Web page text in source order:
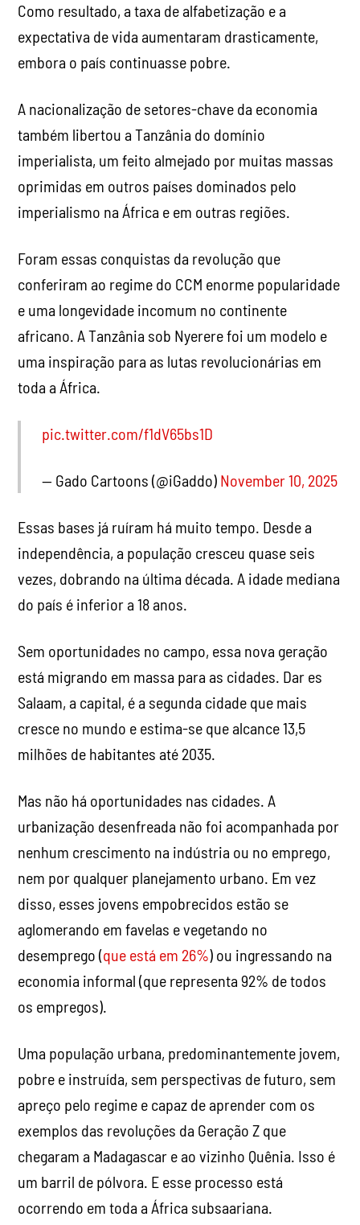
Como resultado, a taxa de alfabetização e a
expectativa de vida aumentaram drasticamente,
embora o país continuasse pobre.
A nacionalização de setores-chave da economia
também libertou a Tanzânia do domínio
imperialista, um feito almejado por muitas massas
oprimidas em outros países dominados pelo
imperialismo na África e em outras regiões.
Foram essas conquistas da revolução que
conferiram ao regime do CCM enorme popularidade
e uma longevidade incomum no continente
africano. A Tanzânia sob Nyerere foi um modelo e
uma inspiração para as lutas revolucionárias em
toda a África.
pic.twitter.com/f1dV65bs1D
— Gado Cartoons (@iGaddo) November 10, 2025
Essas bases já ruíram há muito tempo. Desde a
independência, a população cresceu quase seis
vezes, dobrando na última década. A idade mediana
do país é inferior a 18 anos.
Sem oportunidades no campo, essa nova geração
está migrando em massa para as cidades. Dar es
Salaam, a capital, é a segunda cidade que mais
cresce no mundo e estima-se que alcance 13,5
milhões de habitantes até 2035.
Mas não há oportunidades nas cidades. A
urbanização desenfreada não foi acompanhada por
nenhum crescimento na indústria ou no emprego,
nem por qualquer planejamento urbano. Em vez
disso, esses jovens empobrecidos estão se
aglomerando em favelas e vegetando no
desemprego (que está em 26%) ou ingressando na
economia informal (que representa 92% de todos
os empregos).
Uma população urbana, predominantemente jovem,
pobre e instruída, sem perspectivas de futuro, sem
apreço pelo regime e capaz de aprender com os
exemplos das revoluções da Geração Z que
chegaram a Madagascar e ao vizinho Quênia. Isso é
um barril de pólvora. E esse processo está
ocorrendo em toda a África subsaariana.